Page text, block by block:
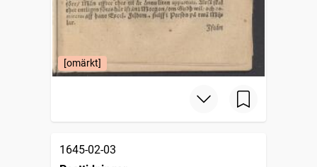
[omärkt]
1645-02-03